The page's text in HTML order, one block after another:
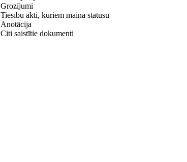
Grozījumi
Tiesību akti, kuriem maina statusu
Anotācija
Citi saistītie dokumenti